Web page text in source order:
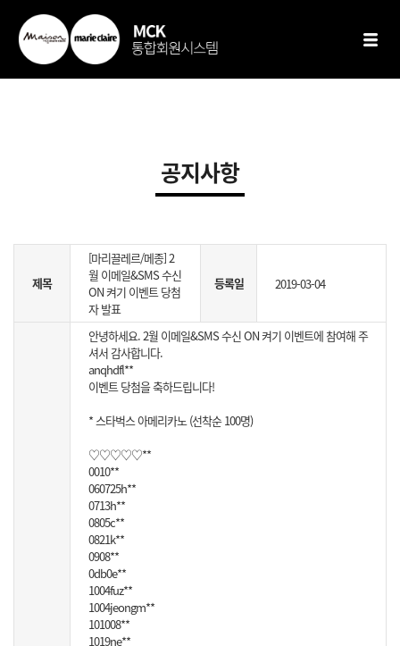
SELECT seq ,bTitle ,bContent ,bType ,isView ,systemId ,insert_dt
,mod_dt ,bCnt FROM tbl_board WHERE seq = '25' AND isDel = 'N'
공지사항
제목
[마리끌레르/메종] 2
월 이메일&SMS 수신
ON 켜기 이벤트 당첨
자 발표
등록일 2019-03-04
안녕하세요. 2월 이메일&SMS 수신 ON 켜기 이벤트에 참여해 주
셔서 감사합니다.
anqhdfl**
이벤트 당첨을 축하드립니다!
* 스타벅스 아메리카노 (선착순 100명)
♡♡♡♡♡**
0010**
060725h**
0713h**
0805c**
0821k**
0908**
0db0e**
1004fuz**
1004jeongm**
101008**
1019ne**